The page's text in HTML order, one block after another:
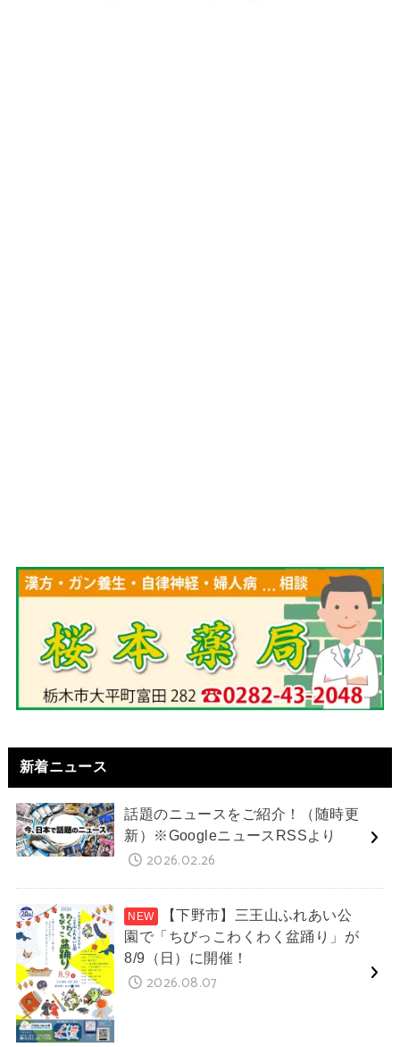
新着ニュース
話題のニュースをご紹介！（随時更
新）※GoogleニュースRSSより
2026.02.26
【下野市】三王山ふれあい公
園で「ちびっこわくわく盆踊り」が
8/9（日）に開催！
2026.08.07